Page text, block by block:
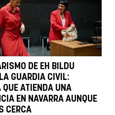
DE EH BILDU
GUARDIA CIVIL:
QUE ATIENDA UNA
EN NAVARRA AUNQUE
CERCA